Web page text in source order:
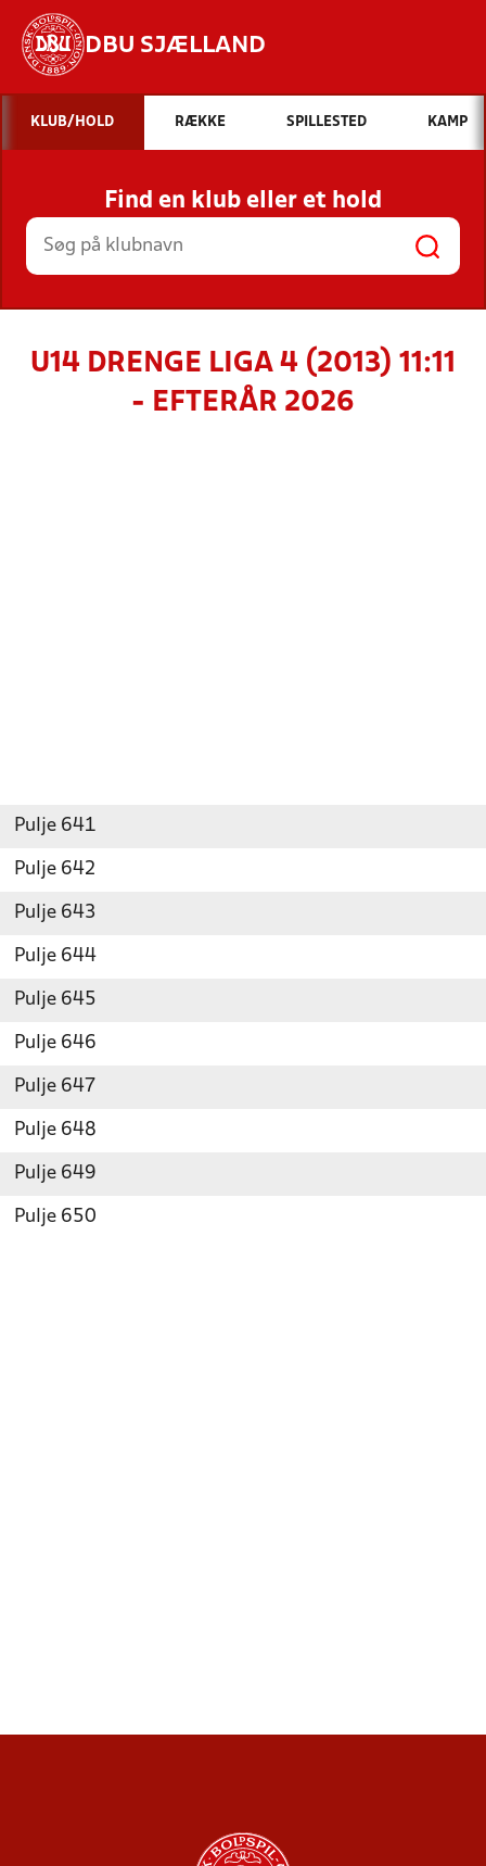
DBU SJÆLLAND
Hvad vil du søge efter?
INDHOLD OG NYHEDER
STILLINGER, RESULTATER, KLUBBER OG
HOLD
KLUB/HOLD RÆKKE SPILLESTED KAMP
Find en klub eller et hold
U14 DRENGE LIGA 4 (2013) 11:11
- EFTERÅR 2026
Pulje 641
Pulje 642
Pulje 643
Pulje 644
Pulje 645
Pulje 646
Pulje 647
Pulje 648
Pulje 649
Pulje 650